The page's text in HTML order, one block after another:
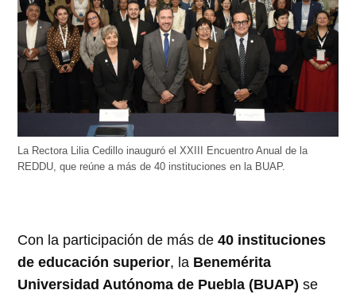
La Rectora Lilia Cedillo inauguró el XXIII Encuentro Anual de la
REDDU, que reúne a más de 40 instituciones en la BUAP.
Con la participación de más de40 instituciones
de educación superior, la Benemérita
Universidad Autónoma de Puebla (BUAP) se